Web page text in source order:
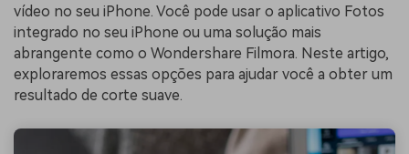
vídeo no seu iPhone. Você pode usar o aplicativo Fotos
integrado no seu iPhone ou uma solução mais
abrangente como o Wondershare Filmora. Neste artigo,
exploraremos essas opções para ajudar você a obter um
resultado de corte suave.